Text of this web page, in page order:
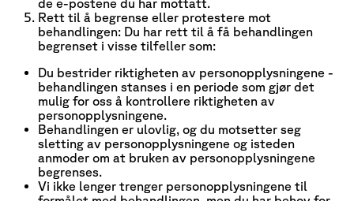
de e-postene du har mottatt.
Rett til å begrense eller protestere mot
behandlingen: Du har rett til å få behandlingen
begrenset i visse tilfeller som:
Du bestrider riktigheten av personopplysningene -
behandlingen stanses i en periode som gjør det
mulig for oss å kontrollere riktigheten av
personopplysningene.
Behandlingen er ulovlig, og du motsetter seg
sletting av personopplysningene og isteden
anmoder om at bruken av personopplysningene
begrenses.
Vi ikke lenger trenger personopplysningene til